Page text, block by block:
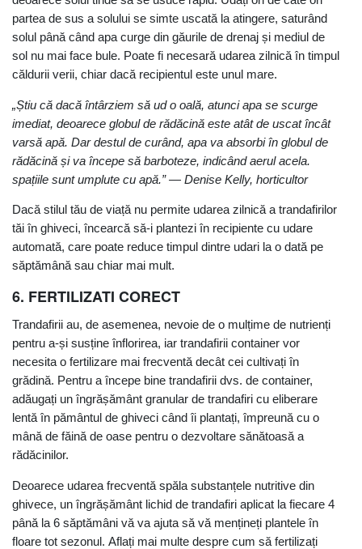
partea de sus a solului se simte uscată la atingere, saturând
solul până când apa curge din găurile de drenaj și mediul de
sol nu mai face bule. Poate fi necesară udarea zilnică în timpul
căldurii verii, chiar dacă recipientul este unul mare.
„Știu că dacă întârziem să ud o oală, atunci apa se scurge
imediat, deoarece globul de rădăcină este atât de uscat încât
varsă apă. Dar destul de curând, apa va absorbi în globul de
rădăcină și va începe să barboteze, indicând aerul acela.
spațiile sunt umplute cu apă.” — Denise Kelly, horticultor
Dacă stilul tău de viață nu permite udarea zilnică a trandafirilor
tăi în ghiveci, încearcă să-i plantezi în recipiente cu udare
automată, care poate reduce timpul dintre udari la o dată pe
săptămână sau chiar mai mult.
6. FERTILIZATI CORECT
Trandafirii au, de asemenea, nevoie de o mulțime de nutrienți
pentru a-și susține înflorirea, iar trandafirii container vor
necesita o fertilizare mai frecventă decât cei cultivați în
grădină. Pentru a începe bine trandafirii dvs. de container,
adăugați un îngrășământ granular de trandafiri cu eliberare
lentă în pământul de ghiveci când îi plantați, împreună cu o
mână de făină de oase pentru o dezvoltare sănătoasă a
rădăcinilor.
Deoarece udarea frecventă spăla substanțele nutritive din
ghivece, un îngrășământ lichid de trandafiri aplicat la fiecare 4
până la 6 săptămâni vă va ajuta să vă mențineți plantele în
floare tot sezonul. Aflați mai multe despre cum să fertilizați